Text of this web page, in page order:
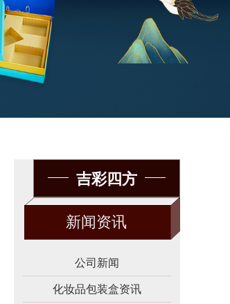
吉彩四方
新闻资讯
公司新闻
化妆品包装盒资讯